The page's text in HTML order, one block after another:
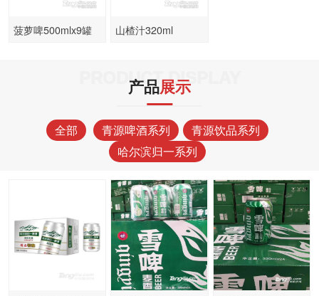
菠萝啤500mlx9罐 山楂汁320ml
PRODUCT DISPLAY
产品展示
全部 青源啤酒系列
青源饮品系列
哈尔滨归一系列